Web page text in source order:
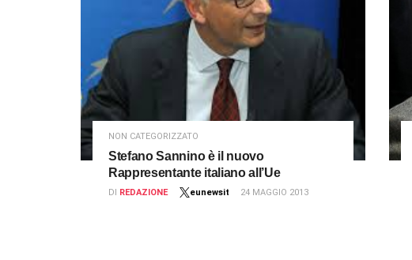
NON CATEGORIZZATO
Stefano Sannino è il nuovo
Rappresentante italiano all’Ue
DI REDAZIONE eunewsit 24 MAGGIO 2013